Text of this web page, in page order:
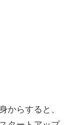
からすると、